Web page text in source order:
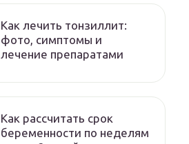
Как лечить тонзиллит:
фото, симптомы и
лечение препаратами
Как рассчитать срок
беременности по неделям